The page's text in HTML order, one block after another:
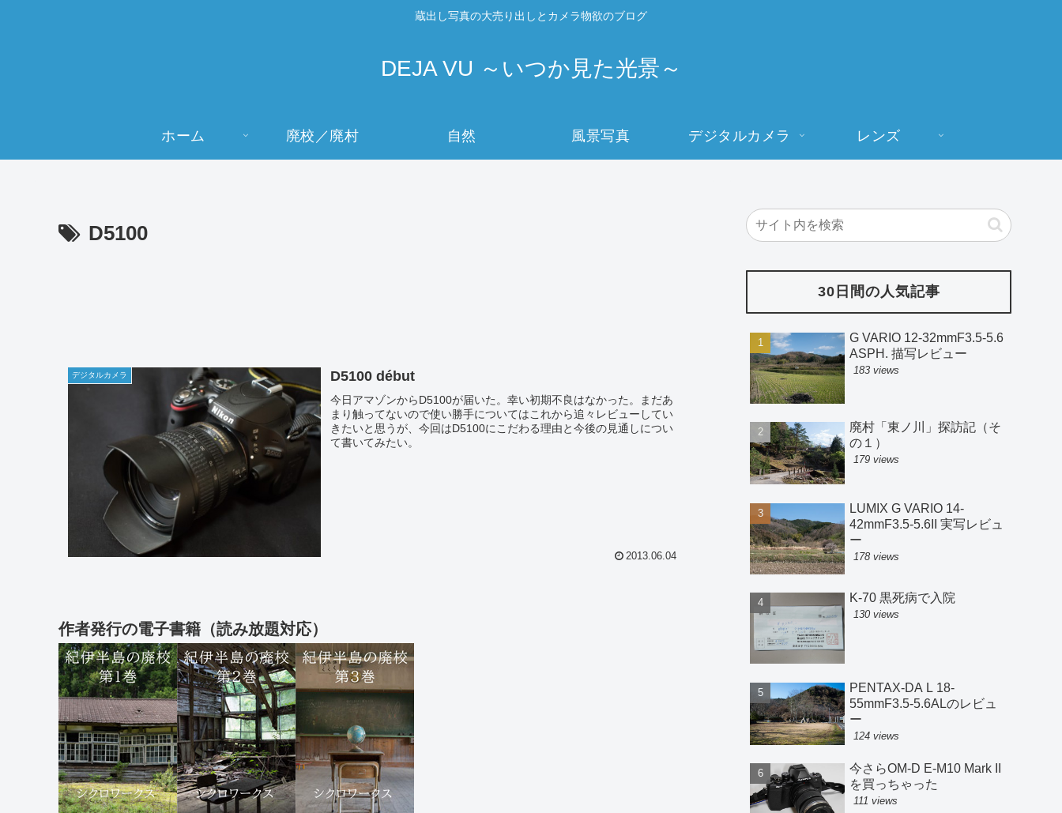
蔵出し写真の大売り出しとカメラ物欲のブログ
DEJA VU ～いつか見た光景～
ホーム 廃校／廃村 自然 風景写真 デジタルカメラ レンズ
D5100
デジタルカメラ D5100 début
今日アマゾンからD5100が届いた。幸い初期不良はなかった。まだあ
まり触ってないので使い勝手についてはこれから追々レビューしてい
きたいと思うが、今回はD5100にこだわる理由と今後の見通しについ
て書いてみたい。
2013.06.04
作者発行の電子書籍（読み放題対応）
30日間の人気記事
G VARIO 12-32mmF3.5-5.6
ASPH. 描写レビュー
183 views
廃村「東ノ川」探訪記（そ
の１）
179 views
LUMIX G VARIO 14-
42mmF3.5-5.6II 実写レビュ
ー
178 views
K-70 黒死病で入院
130 views
PENTAX-DA L 18-
55mmF3.5-5.6ALのレビュ
ー
124 views
今さらOM-D E-M10 Mark II
を買っちゃった
111 views